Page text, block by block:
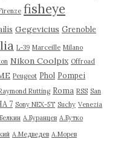
fisheye
Gegevicius Grenoble
L-39 Marceille Milano
Nikon Coolpix Offroad
Peugeot Phol Pompei
Rutting Roma RSS San
7 Sony NEX-5T Suchy Venezia
А.Буранцев А.Бутко
А.Медведев А.Морев